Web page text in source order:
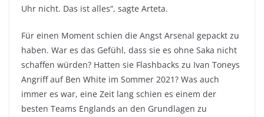
Uhr nicht. Das ist alles“, sagte Arteta.
Für einen Moment schien die Angst Arsenal gepackt zu
haben. War es das Gefühl, dass sie es ohne Saka nicht
schaffen würden? Hatten sie Flashbacks zu Ivan Toneys
Angriff auf Ben White im Sommer 2021? Was auch
immer es war, eine Zeit lang schien es einem der
besten Teams Englands an den Grundlagen zu